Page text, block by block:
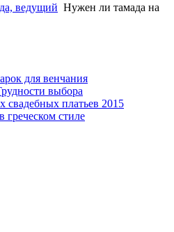
ведущий Нужен ли тамада на
для венчания
выбора
платьев 2015
греческом стиле